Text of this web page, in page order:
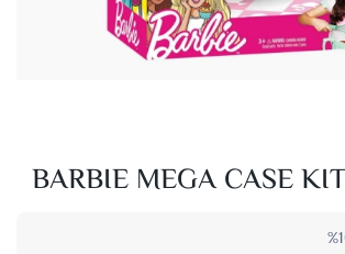
BARBIE MEGA CASE